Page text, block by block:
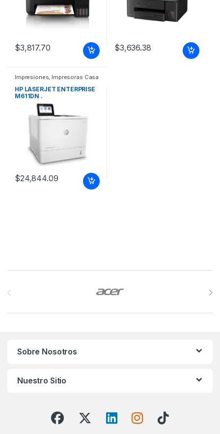
$3,817.70 $3,636.38
Impresiones Impresoras Casa
y Oficina
HP LASERJET ENTERPRISE
M611DN .
$24,844.09
Sobre Nosotros
Nuestro Sitio